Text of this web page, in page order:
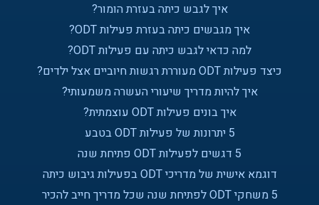
איך לגבש כיתה בעזרת הומור?
איך מגבשים כיתה בעזרת פעילות ODT?
למה כדאי לגבש כיתה עם פעילות ODT?
כיצד פעילות ODT מעוררת רגשות חיוביים אצל ילדים?
איך להיות מדריך שיעורי העשרה משמעותי?
איך בונים פעילות ODT עוצמתית?
5 יתרונות של פעילות ODT בטבע
5 דגשים לפעילות ODT פתיחת שנה
דוגמא אישית של מדריכי ODT בפעילות גיבוש כיתה
5 משחקי ODT לפתיחת שנה שכל מדריך חייב להכיר